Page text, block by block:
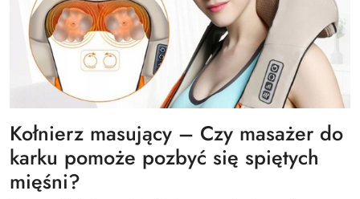
Kołnierz masujący – Czy masażer do
karku pomoże pozbyć się spiętych
mięśni?